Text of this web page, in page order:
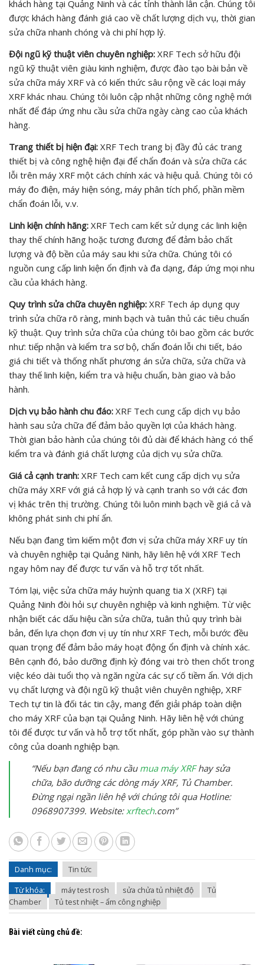
khách hàng tại Quảng Ninh và các tỉnh thành lân cận. Chúng tôi
được khách hàng đánh giá cao về chất lượng dịch vụ, thời gian
sửa chữa nhanh chóng và chi phí hợp lý.
Đội ngũ kỹ thuật viên chuyên nghiệp: XRF Tech sở hữu đội
ngũ kỹ thuật viên giàu kinh nghiệm, được đào tạo bài bản về
sửa chữa máy XRF và có kiến thức sâu rộng về các loại máy
XRF khác nhau. Chúng tôi luôn cập nhật những công nghệ mới
nhất để đáp ứng nhu cầu sửa chữa ngày càng cao của khách
hàng.
Trang thiết bị hiện đại: XRF Tech trang bị đầy đủ các trang
thiết bị và công nghệ hiện đại để chẩn đoán và sửa chữa các
lỗi trên máy XRF một cách chính xác và hiệu quả. Chúng tôi có
máy đo điện, máy hiện sóng, máy phân tích phổ, phần mềm
chẩn đoán lỗi, v.v.
Linh kiện chính hãng: XRF Tech cam kết sử dụng các linh kiện
thay thế chính hãng hoặc tương đương để đảm bảo chất
lượng và độ bền của máy sau khi sửa chữa. Chúng tôi có
nguồn cung cấp linh kiện ổn định và đa dạng, đáp ứng mọi nhu
cầu của khách hàng.
Quy trình sửa chữa chuyên nghiệp: XRF Tech áp dụng quy
trình sửa chữa rõ ràng, minh bạch và tuân thủ các tiêu chuẩn
kỹ thuật. Quy trình sửa chữa của chúng tôi bao gồm các bước
như: tiếp nhận và kiểm tra sơ bộ, chẩn đoán lỗi chi tiết, báo
giá chi tiết và thống nhất phương án sửa chữa, sửa chữa và
thay thế linh kiện, kiểm tra và hiệu chuẩn, bàn giao và bảo
hành.
Dịch vụ bảo hành chu đáo: XRF Tech cung cấp dịch vụ bảo
hành sau sửa chữa để đảm bảo quyền lợi của khách hàng.
Thời gian bảo hành của chúng tôi đủ dài để khách hàng có thể
kiểm tra và đánh giá chất lượng của dịch vụ sửa chữa.
Giá cả cạnh tranh: XRF Tech cam kết cung cấp dịch vụ sửa
chữa máy XRF với giá cả hợp lý và cạnh tranh so với các đơn
vị khác trên thị trường. Chúng tôi luôn minh bạch về giá cả và
không phát sinh chi phí ẩn.
Nếu bạn đang tìm kiếm một đơn vị sửa chữa máy XRF uy tín
và chuyên nghiệp tại Quảng Ninh, hãy liên hệ với XRF Tech
ngay hôm nay để được tư vấn và hỗ trợ tốt nhất.
Tóm lại, việc sửa chữa máy huỳnh quang tia X (XRF) tại
Quảng Ninh đòi hỏi sự chuyên nghiệp và kinh nghiệm. Từ việc
nhận biết các dấu hiệu cần sửa chữa, tuân thủ quy trình bài
bản, đến lựa chọn đơn vị uy tín như XRF Tech, mỗi bước đều
quan trọng để đảm bảo máy hoạt động ổn định và chính xác.
Bên cạnh đó, bảo dưỡng định kỳ đóng vai trò then chốt trong
việc kéo dài tuổi thọ và ngăn ngừa các sự cố tiềm ẩn. Với dịch
vụ chất lượng và đội ngũ kỹ thuật viên chuyên nghiệp, XRF
Tech tự tin là đối tác tin cậy, mang đến giải pháp toàn diện
cho máy XRF của bạn tại Quảng Ninh. Hãy liên hệ với chúng
tôi để được tư vấn và hỗ trợ tốt nhất, góp phần vào sự thành
công của doanh nghiệp bạn.
“Nếu bạn đang có nhu cầu mua máy XRFhay sửa
chữa, bão dưỡng các dòng máy XRF, Tủ Chamber.
Đừng ngại ngần liên hệ với chúng tôi qua Hotline:
0968907399. Website: xrftech.com”
Danh mục:
Tin tức
Từ khóa:
máy test rosh sửa chửa tủ nhiệt độ
Tủ
Chamber
Tủ test nhiệt – ẩm công nghiệp
Bài viết cùng chủ đề: